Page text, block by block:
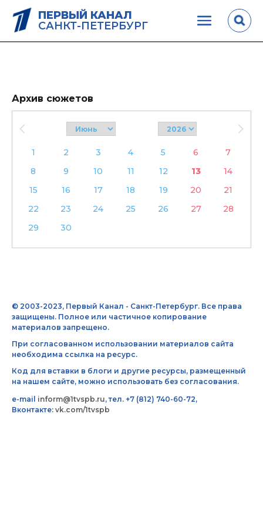
ПЕРВЫЙ КАНАЛ
САНКТ-ПЕТЕРБУРГ
Архив сюжетов
1 2 3 4 5 6
7
8
9 10 11 12 13
14
15
16 17 18 19 20
21
22
23 24 25 26 27
28
29
30
© 2003-2023, Первый Канал - Санкт-Петербург. Все права
защищены. Полное или частичное копирование
материалов запрещено.
При согласованном использовании материалов сайта
необходима ссылка на ресурс.
Код для вставки в блоги и другие ресурсы, размещенный
на нашем сайте, можно использовать без согласования.
e-mail inform@1tvspb.ru, тел. +7 (812) 740-60-72,
Вконтакте: vk.com/1tvspb